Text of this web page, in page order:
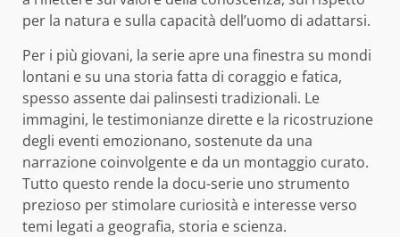
per la natura e sulla capacità dell’uomo di adattarsi.
Per i più giovani, la serie apre una finestra su mondi
lontani e su una storia fatta di coraggio e fatica,
spesso assente dai palinsesti tradizionali. Le
immagini, le testimonianze dirette e la ricostruzione
degli eventi emozionano, sostenute da una
narrazione coinvolgente e da un montaggio curato.
Tutto questo rende la docu-serie uno strumento
prezioso per stimolare curiosità e interesse verso
temi legati a geografia, storia e scienza.